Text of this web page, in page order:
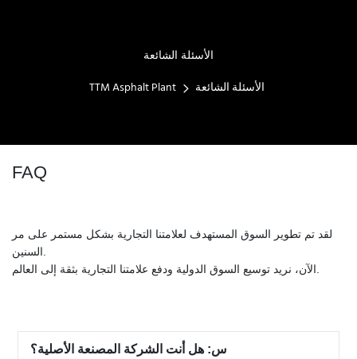
الأسئلة الشائعة
TTM Asphalt Plant الأسئلة الشائعة
FAQ
لقد تم تطوير السوق المستهدف لعلامتنا التجارية بشكل مستمر على مر
س: هل أنت الشركة المصنعة الأصلية؟